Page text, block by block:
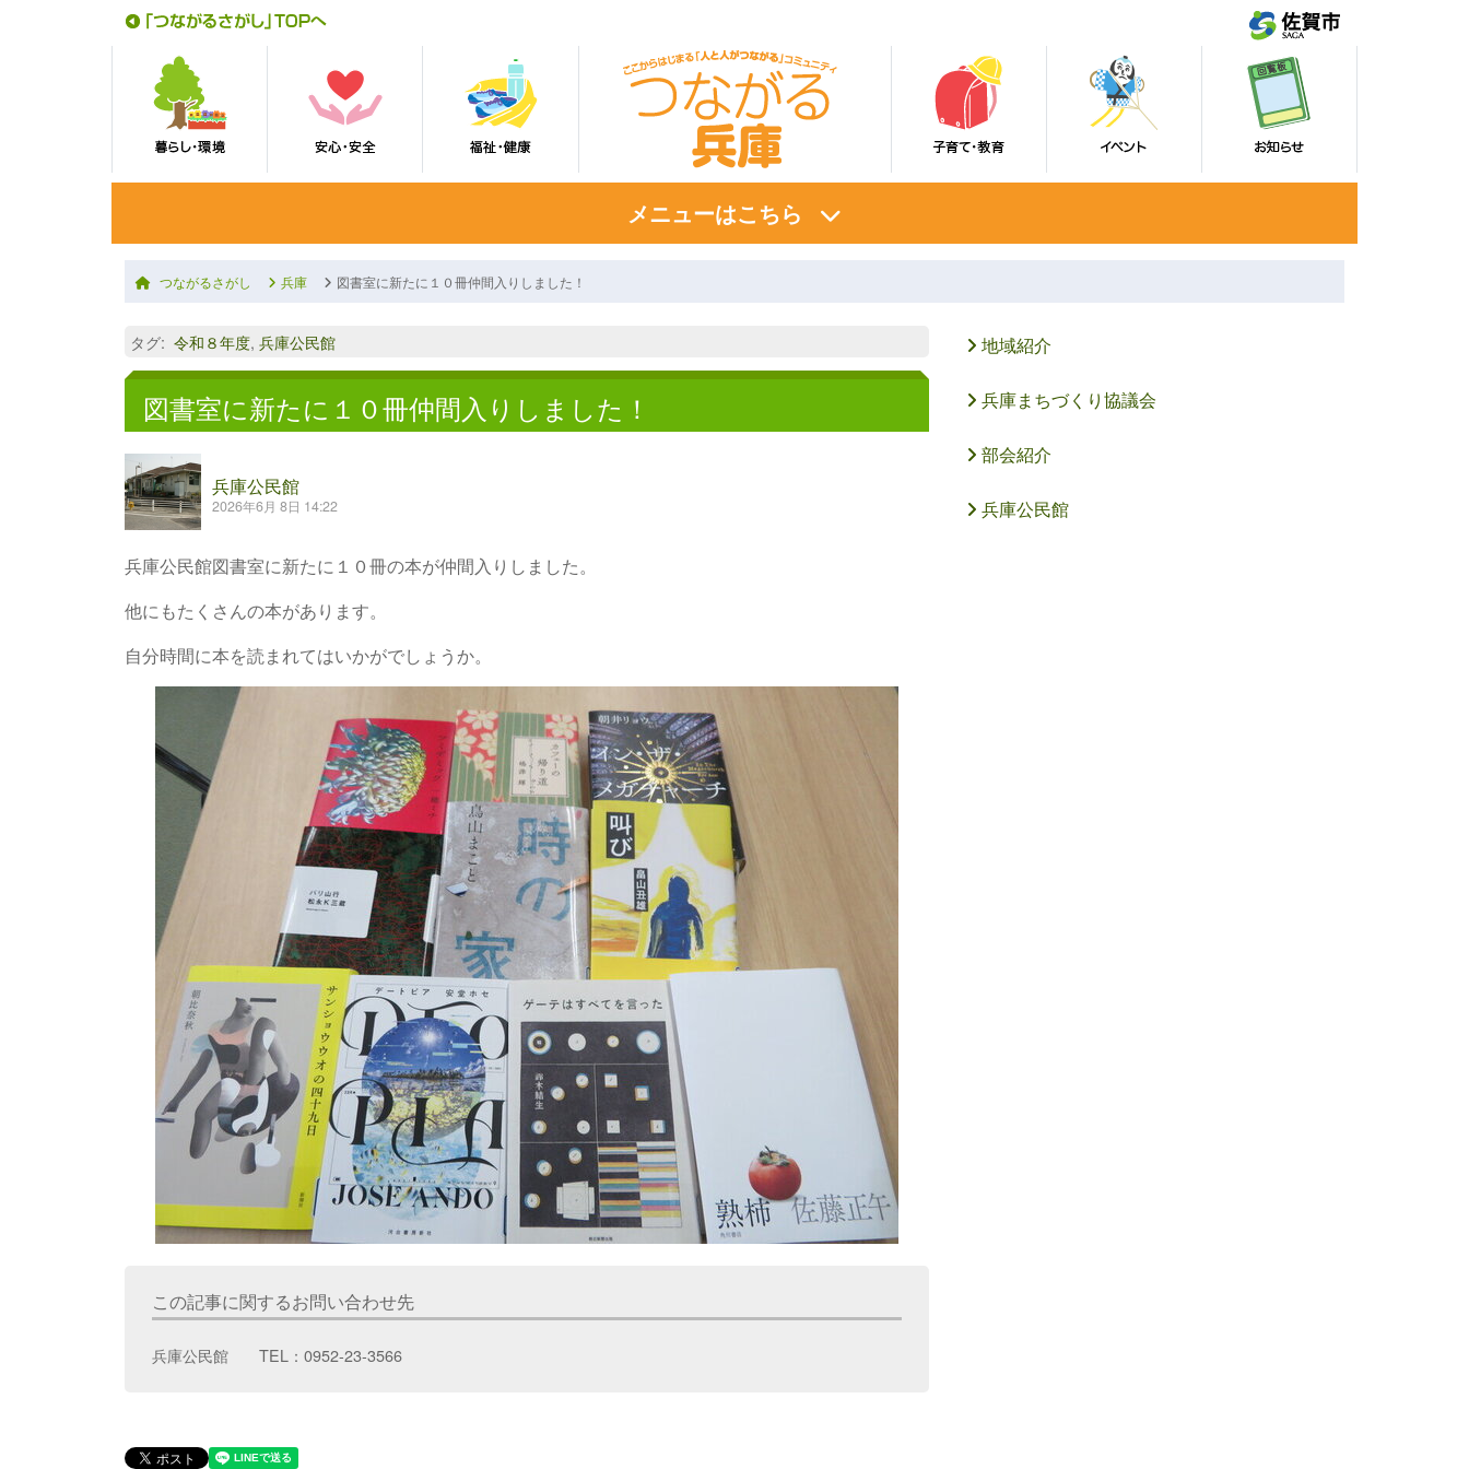
メニューはこちら
つながるさがし 兵庫 図書室に新たに１０冊仲間入りしました！
タグ: 令和８年度, 兵庫公民館
図書室に新たに１０冊仲間入りしました！
兵庫公民館
2026年6月 8日 14:22
兵庫公民館図書室に新たに１０冊の本が仲間入りしました。
他にもたくさんの本があります。
自分時間に本を読まれてはいかがでしょうか。
この記事に関するお問い合わせ先
兵庫公民館 TEL：0952-23-3566
地域紹介
兵庫まちづくり協議会
部会紹介
兵庫公民館